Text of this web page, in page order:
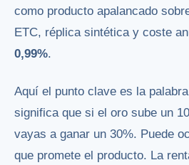
como producto apalancado
ETC, réplica sintética y coste
0,99%.
Aquí el punto clave es la palabra
significa que si el oro sube un
vayas a ganar un 30%. Puede
que promete el producto. La